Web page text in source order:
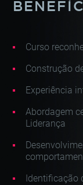
Curso
Construção
Experiência
Abordagem
Liderança
Identificação